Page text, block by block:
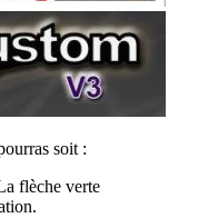
soit :
flèche verte